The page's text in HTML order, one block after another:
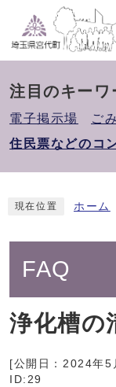
注目のキーワ
電子掲示場
ご
住民票などのコ
現在位置 ホーム
FAQ
浄化槽の
[公開日： 2024年5
ID:29